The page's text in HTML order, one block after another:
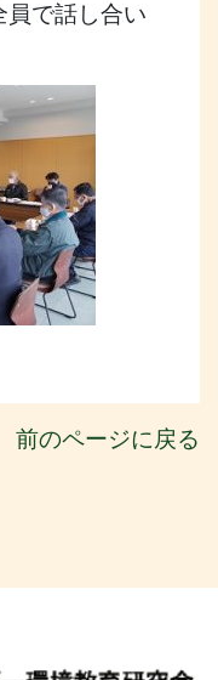
で話し合い
前のページに戻る